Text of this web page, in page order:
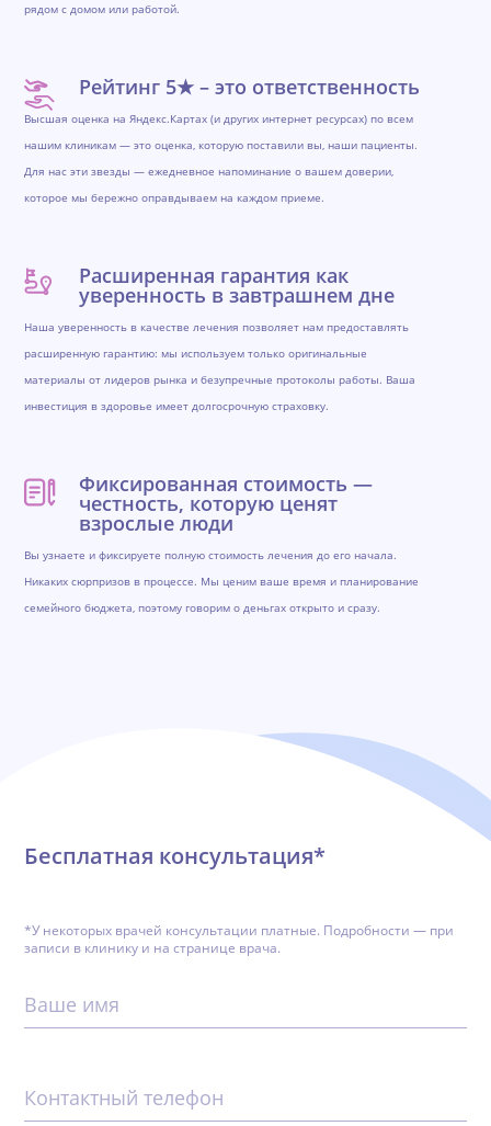
рядом с домом или работой.
Рейтинг 5★ – это ответственность
Высшая оценка на Яндекс.Картах (и других интернет ресурсах) по всем
нашим клиникам — это оценка, которую поставили вы, наши пациенты.
Для нас эти звезды — ежедневное напоминание о вашем доверии,
которое мы бережно оправдываем на каждом приеме.
Расширенная гарантия как
уверенность в завтрашнем дне
Наша уверенность в качестве лечения позволяет нам предоставлять
расширенную гарантию: мы используем только оригинальные
материалы от лидеров рынка и безупречные протоколы работы. Ваша
инвестиция в здоровье имеет долгосрочную страховку.
Фиксированная стоимость —
честность, которую ценят
взрослые люди
Вы узнаете и фиксируете полную стоимость лечения до его начала.
Никаких сюрпризов в процессе. Мы ценим ваше время и планирование
семейного бюджета, поэтому говорим о деньгах открыто и сразу.
Бесплатная консультация*
*У некоторых врачей консультации платные. Подробности — при
записи в клинику и на странице врача.
Ваше имя
Контактный телефон